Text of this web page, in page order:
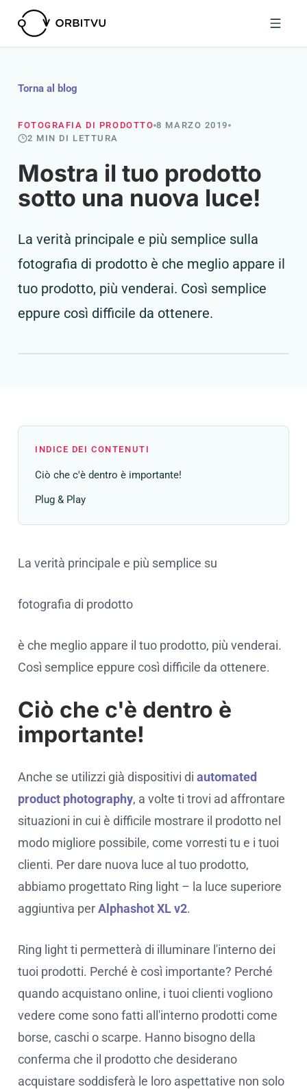
Torna al blog
FOTOGRAFIA DI PRODOTTO 8 MARZO 2019
2 MIN DI LETTURA
Mostra il tuo prodotto
sotto una nuova luce!
La verità principale e più semplice sulla
fotografia di prodotto è che meglio appare il
tuo prodotto, più venderai. Così semplice
eppure così difficile da ottenere.
INDICE DEI CONTENUTI
Ciò che c'è dentro è importante!
Plug & Play
La verità principale e più semplice su
fotografia di prodotto
è che meglio appare il tuo prodotto, più venderai.
Così semplice eppure così difficile da ottenere.
Ciò che c'è dentro è
importante!
Anche se utilizzi già dispositivi di automated
product photography, a volte ti trovi ad affrontare
situazioni in cui è difficile mostrare il prodotto nel
modo migliore possibile, come vorresti tu e i tuoi
clienti. Per dare nuova luce al tuo prodotto,
abbiamo progettato Ring light – la luce superiore
aggiuntiva perAlphashot XL v2.
Ring light ti permetterà di illuminare l'interno dei
tuoi prodotti. Perché è così importante? Perché
quando acquistano online, i tuoi clienti vogliono
vedere come sono fatti all'interno prodotti come
borse, caschi o scarpe. Hanno bisogno della
conferma che il prodotto che desiderano
acquistare soddisferà le loro aspettative non solo